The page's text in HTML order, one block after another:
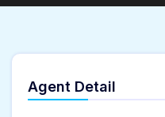
Agent Detail